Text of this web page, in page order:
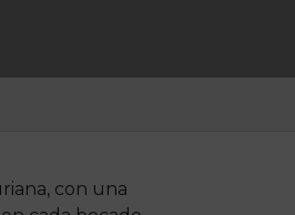
con una